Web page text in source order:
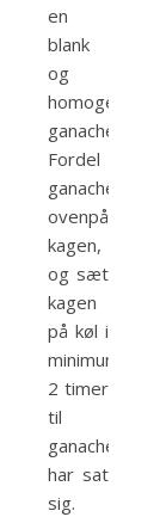
en
blank
og
homogen
ganache.
Fordel
ganachen
ovenpå
kagen,
og sæt
kagen
på køl i
minimum
2 timer
til
ganachen
har sat
sig.